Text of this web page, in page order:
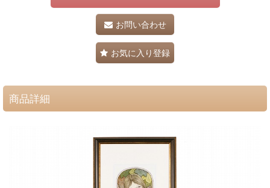
お問い合わせ
お気に入り登録
商品詳細